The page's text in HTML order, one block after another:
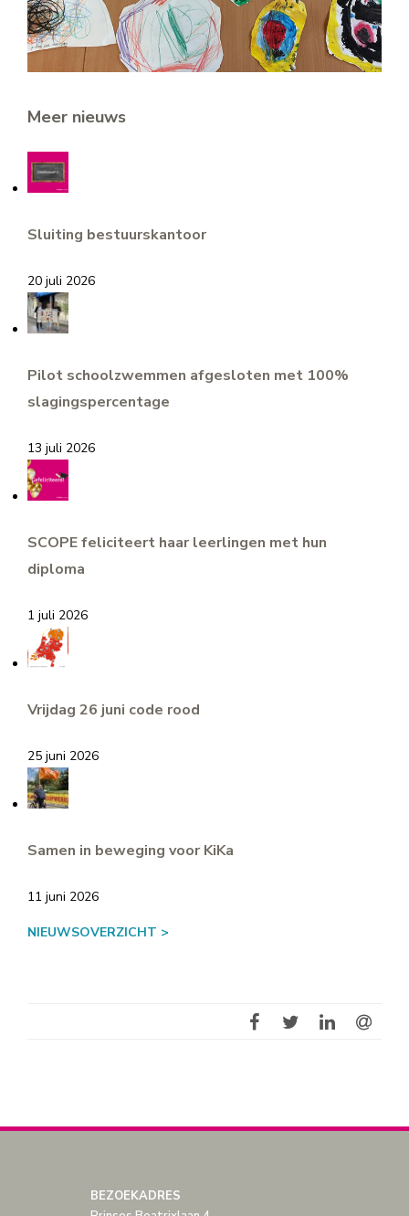
Meer nieuws
Sluiting bestuurskantoor
20 juli 2026
Pilot schoolzwemmen afgesloten met 100%
slagingspercentage
13 juli 2026
SCOPE feliciteert haar leerlingen met hun
diploma
1 juli 2026
Vrijdag 26 juni code rood
25 juni 2026
Samen in beweging voor KiKa
11 juni 2026
NIEUWSOVERZICHT >
BEZOEKADRES